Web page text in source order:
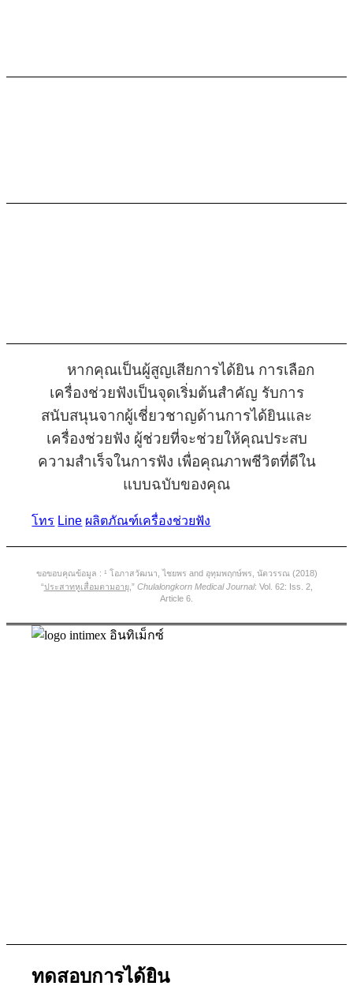
หากคุณเป็นผู้สูญเสียการได้ยิน การเลือก
เครื่องช่วยฟังเป็นจุดเริ่มต้นสำคัญ รับการ
สนับสนุนจากผู้เชี่ยวชาญด้านการได้ยินและ
เครื่องช่วยฟัง ผู้ช่วยที่จะช่วยให้คุณประสบ
ความสำเร็จในการฟัง เพื่อคุณภาพชีวิตที่ดีใน
แบบฉบับของคุณ
โทร Line ผลิตภัณฑ์เครื่องช่วยฟัง
ขอขอบคุณข้อมูล : ¹ โอภาสวัฒนา, ไชยพร and อุทุมพฤกษ์พร, นัตวรรณ (2018)
“ประสาทหูเสื่อมตามอายุ,” Chulalongkorn Medical Journal: Vol. 62: Iss. 2,
Article 6.
ทดสอบการได้ยิน